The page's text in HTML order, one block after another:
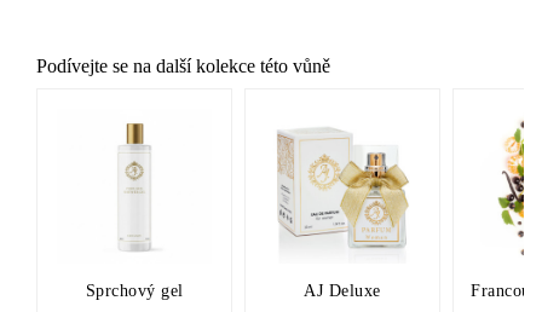
Podívejte se na další kolekce této vůně
Sprchový gel
AJ Deluxe